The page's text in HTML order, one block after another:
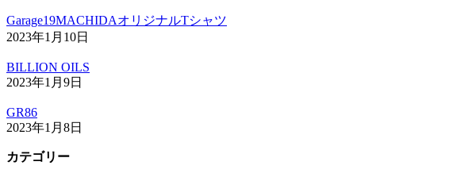
Garage19MACHIDAオリジナルTシャツ
2023年1月10日
BILLION OILS
2023年1月9日
GR86
2023年1月8日
カテゴリー